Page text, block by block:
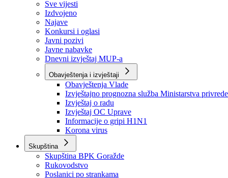
Aktuelno
Sve vijesti
Izdvojeno
Najave
Konkursi i oglasi
Javni pozivi
Javne nabavke
Dnevni izvještaj MUP-a
Obavještenja i izvještaji
Obavještenja Vlade
Izvještajno prognozna služba Ministarstva privrede
Izvještaj o radu
Izvještaj OC Uprave
Informacije o gripi H1N1
Korona virus
Skupština